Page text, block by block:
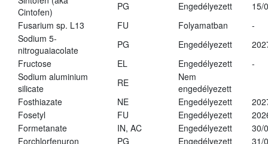
Cintofen)
PG Engedélyezett
15/
Fusarium sp. L13
FU Folyamatban
-
Sodium 5-
nitroguaiacolate
PG Engedélyezett
Fructose
EL Engedélyezett
-
Sodium aluminium
silicate
RE
Nem
engedélyezett
Fosthiazate
NE Engedélyezett
Fosetyl
FU Engedélyezett
Formetanate
IN, AC Engedélyezett
30/
Forchlorfenuron
PG Engedélyezett
31/